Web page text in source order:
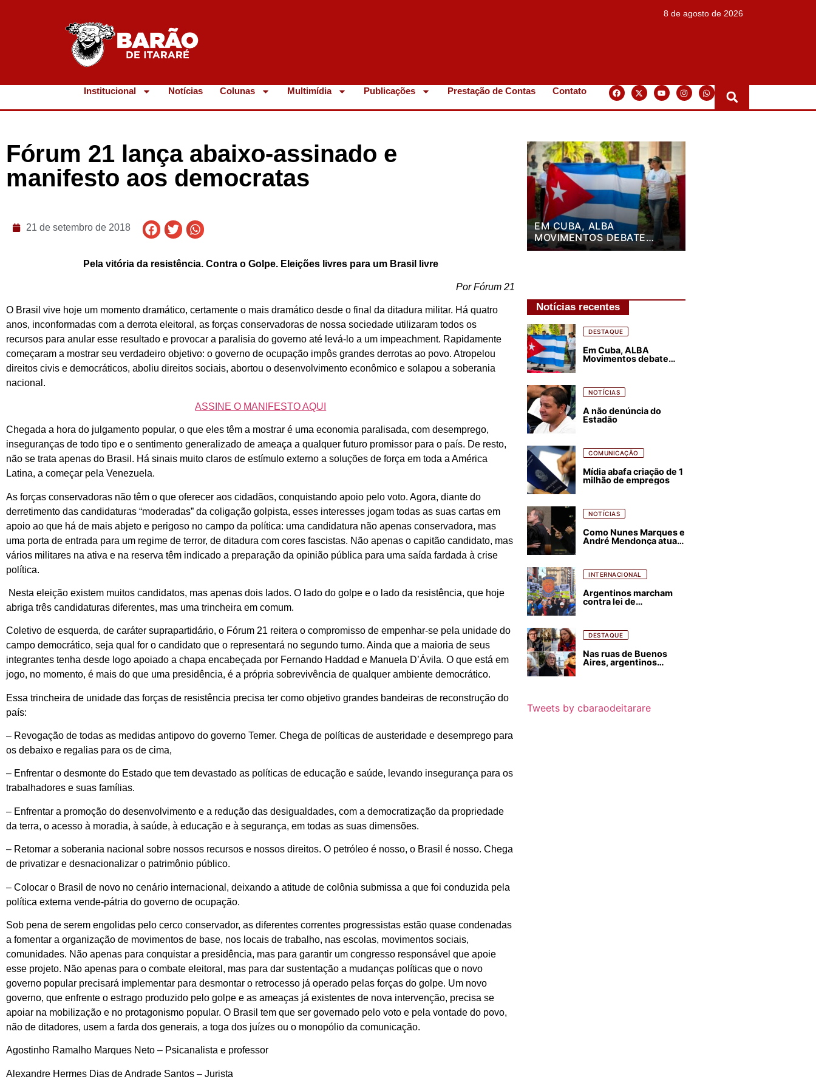
8 de agosto de 2026
Institucional Notícias Colunas Multimídia Publicações Prestação de Contas Contato
Fórum 21 lança abaixo-assinado e
manifesto aos democratas
21 de setembro de 2018
Pela vitória da resistência. Contra o Golpe. Eleições livres para um Brasil livre
Por Fórum 21
O Brasil vive hoje um momento dramático, certamente o mais dramático desde o final da ditadura militar. Há quatro
anos, inconformadas com a derrota eleitoral, as forças conservadoras de nossa sociedade utilizaram todos os
recursos para anular esse resultado e provocar a paralisia do governo até levá-lo a um impeachment. Rapidamente
começaram a mostrar seu verdadeiro objetivo: o governo de ocupação impôs grandes derrotas ao povo. Atropelou
direitos civis e democráticos, aboliu direitos sociais, abortou o desenvolvimento econômico e solapou a soberania
nacional.
ASSINE O MANIFESTO AQUI
Chegada a hora do julgamento popular, o que eles têm a mostrar é uma economia paralisada, com desemprego,
inseguranças de todo tipo e o sentimento generalizado de ameaça a qualquer futuro promissor para o país. De resto,
não se trata apenas do Brasil. Há sinais muito claros de estímulo externo a soluções de força em toda a América
Latina, a começar pela Venezuela.
As forças conservadoras não têm o que oferecer aos cidadãos, conquistando apoio pelo voto. Agora, diante do
derretimento das candidaturas “moderadas” da coligação golpista, esses interesses jogam todas as suas cartas em
apoio ao que há de mais abjeto e perigoso no campo da política: uma candidatura não apenas conservadora, mas
uma porta de entrada para um regime de terror, de ditadura com cores fascistas. Não apenas o capitão candidato, mas
vários militares na ativa e na reserva têm indicado a preparação da opinião pública para uma saída fardada à crise
política.
Nesta eleição existem muitos candidatos, mas apenas dois lados. O lado do golpe e o lado da resistência, que hoje
abriga três candidaturas diferentes, mas uma trincheira em comum.
Coletivo de esquerda, de caráter suprapartidário, o Fórum 21 reitera o compromisso de empenhar-se pela unidade do
campo democrático, seja qual for o candidato que o representará no segundo turno. Ainda que a maioria de seus
integrantes tenha desde logo apoiado a chapa encabeçada por Fernando Haddad e Manuela D’Ávila. O que está em
jogo, no momento, é mais do que uma presidência, é a própria sobrevivência de qualquer ambiente democrático.
Essa trincheira de unidade das forças de resistência precisa ter como objetivo grandes bandeiras de reconstrução do
país:
– Revogação de todas as medidas antipovo do governo Temer. Chega de políticas de austeridade e desemprego para
os debaixo e regalias para os de cima,
– Enfrentar o desmonte do Estado que tem devastado as políticas de educação e saúde, levando insegurança para os
trabalhadores e suas famílias.
– Enfrentar a promoção do desenvolvimento e a redução das desigualdades, com a democratização da propriedade
da terra, o acesso à moradia, à saúde, à educação e à segurança, em todas as suas dimensões.
– Retomar a soberania nacional sobre nossos recursos e nossos direitos. O petróleo é nosso, o Brasil é nosso. Chega
de privatizar e desnacionalizar o patrimônio público.
– Colocar o Brasil de novo no cenário internacional, deixando a atitude de colônia submissa a que foi conduzida pela
política externa vende-pátria do governo de ocupação.
Sob pena de serem engolidas pelo cerco conservador, as diferentes correntes progressistas estão quase condenadas
a fomentar a organização de movimentos de base, nos locais de trabalho, nas escolas, movimentos sociais,
comunidades. Não apenas para conquistar a presidência, mas para garantir um congresso responsável que apoie
esse projeto. Não apenas para o combate eleitoral, mas para dar sustentação a mudanças políticas que o novo
governo popular precisará implementar para desmontar o retrocesso já operado pelas forças do golpe. Um novo
governo, que enfrente o estrago produzido pelo golpe e as ameaças já existentes de nova intervenção, precisa se
apoiar na mobilização e no protagonismo popular. O Brasil tem que ser governado pelo voto e pela vontade do povo,
não de ditadores, usem a farda dos generais, a toga dos juízes ou o monopólio da comunicação.
Agostinho Ramalho Marques Neto – Psicanalista e professor
Alexandre Hermes Dias de Andrade Santos – Jurista
EM CUBA, ALBA
MOVIMENTOS DEBATE
PLANO DE LUTA PARA OS
Notícias recentes
DESTAQUE
Em Cuba, ALBA
Movimentos debate
NOTÍCIAS
A não denúncia do
Estadão
COMUNICAÇÃO
Mídia abafa criação de 1
milhão de empregos
NOTÍCIAS
Como Nunes Marques e
André Mendonça atuam
INTERNACIONAL
Argentinos marcham
contra lei de
florestais
DESTAQUE
Nas ruas de Buenos
Aires, argentinos
Tweets by cbaraodeitarare